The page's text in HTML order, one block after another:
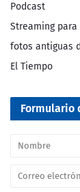
Podcast
Streaming
fotos antiguas
El Tiempo
Formulario